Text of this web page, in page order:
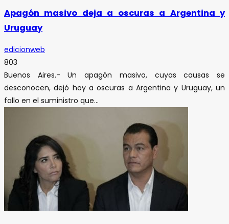
Apagón masivo deja a oscuras a Argentina y
Uruguay
edicionweb
803
Buenos Aires.- Un apagón masivo, cuyas causas se
desconocen, dejó hoy a oscuras a Argentina y Uruguay, un
fallo en el suministro que...